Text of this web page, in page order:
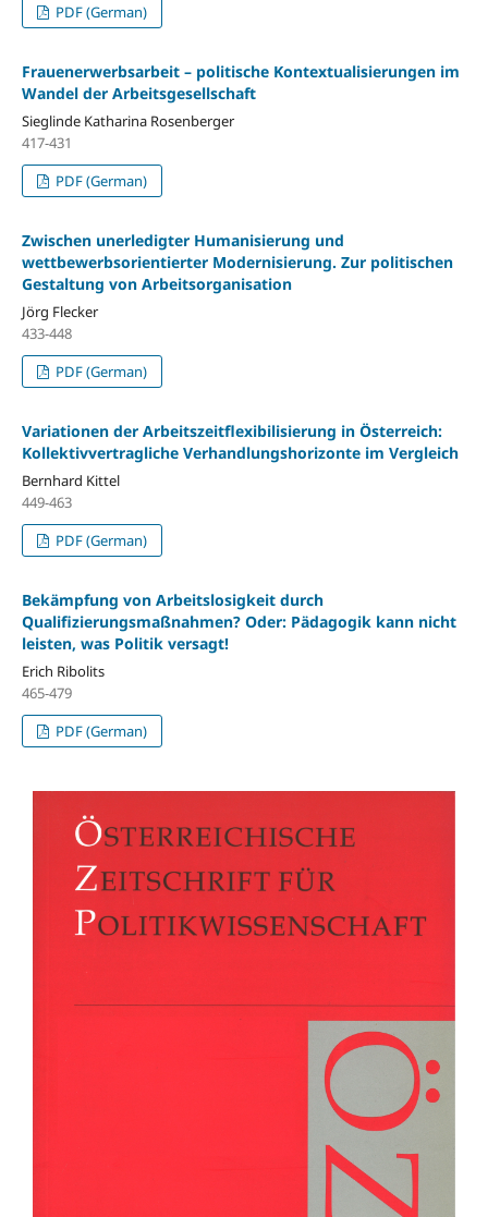
PDF (German)
Frauenerwerbsarbeit – politische Kontextualisierungen im
Wandel der Arbeitsgesellschaft
Sieglinde Katharina Rosenberger
417-431
PDF (German)
Zwischen unerledigter Humanisierung und
wettbewerbsorientierter Modernisierung. Zur politischen
Gestaltung von Arbeitsorganisation
Jörg Flecker
433-448
PDF (German)
Variationen der Arbeitszeitflexibilisierung in Österreich:
Kollektivvertragliche Verhandlungshorizonte im Vergleich
Bernhard Kittel
449-463
PDF (German)
Bekämpfung von Arbeitslosigkeit durch
Qualifizierungsmaßnahmen? Oder: Pädagogik kann nicht
leisten, was Politik versagt!
Erich Ribolits
465-479
PDF (German)